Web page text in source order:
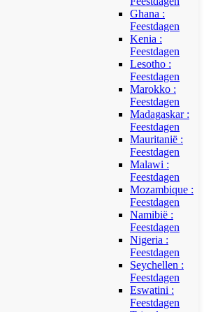
Ghana :
Feestdagen
Kenia :
Feestdagen
Lesotho :
Feestdagen
Marokko :
Feestdagen
Madagaskar :
Feestdagen
Mauritanië :
Feestdagen
Malawi :
Feestdagen
Mozambique :
Feestdagen
Namibië :
Feestdagen
Nigeria :
Feestdagen
Seychellen :
Feestdagen
Eswatini :
Feestdagen